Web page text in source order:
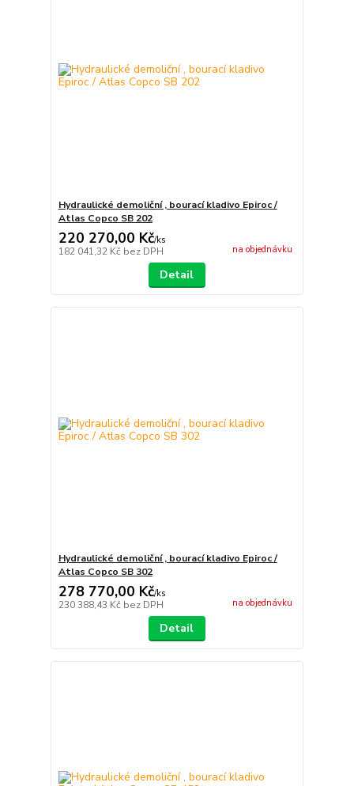
Hydraulické demoliční , bourací kladivo Epiroc /
Atlas Copco SB 202
220 270,00 Kč/ks
182 041,32 Kč bez DPH na objednávku
Detail
Hydraulické demoliční , bourací kladivo Epiroc /
Atlas Copco SB 302
278 770,00 Kč/ks
230 388,43 Kč bez DPH na objednávku
Detail